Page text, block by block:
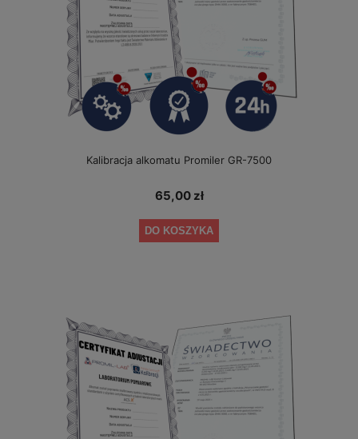
Kalibracja alkomatu Promiler GR-7500
65,00 zł
DO KOSZYKA